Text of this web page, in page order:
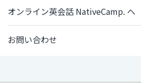
オンライン英会話 NativeCamp. へ
お問い合わせ